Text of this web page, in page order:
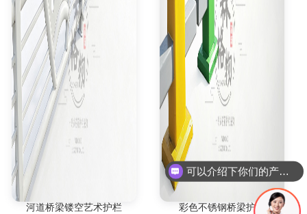
河道桥梁镂空艺术护栏 彩色不锈钢桥梁护栏
可以介绍下你们的产品么